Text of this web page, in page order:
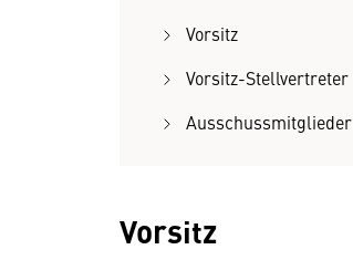
Vorsitz
Vorsitz-Stellvertreter
Ausschussmitglieder
Vorsitz